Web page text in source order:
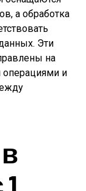
а обработка
Эти
на
и